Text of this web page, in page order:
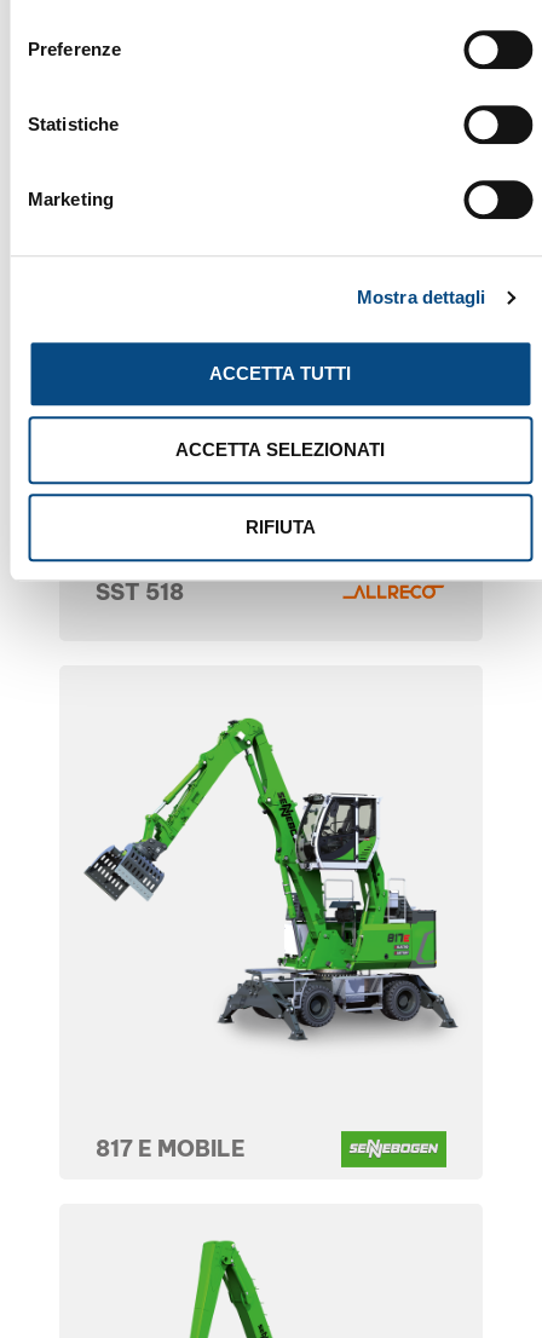
Preferenze
Statistiche
Marketing
Mostra dettagli
ACCETTA TUTTI
ACCETTA SELEZIONATI
RIFIUTA
SST 518
817 E MOBILE